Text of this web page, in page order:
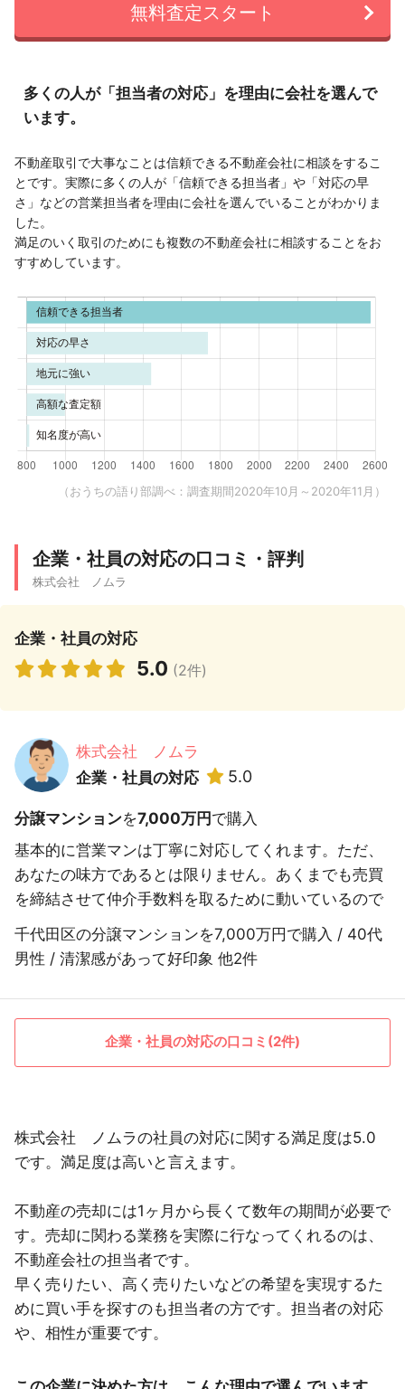
無料査定スタート
多くの人が「担当者の対応」を理由に会社を選んで
います。
不動産取引で大事なことは信頼できる不動産会社に相談をするこ
とです。実際に多くの人が「信頼できる担当者」や「対応の早
さ」などの営業担当者を理由に会社を選んでいることがわかりま
した。
満足のいく取引のためにも複数の不動産会社に相談することをお
すすめしています。
（おうちの語り部調べ：調査期間2020年10月～2020年11月）
企業・社員の対応の口コミ・評判
株式会社 ノムラ
企業・社員の対応
5.0 (2件)
株式会社 ノムラ
企業・社員の対応
5.0
分譲マンションを7,000万円 で購入
基本的に営業マンは丁寧に対応してくれます。ただ、
あなたの味方であるとは限りません。あくまでも売買
を締結させて仲介手数料を取るために動いているので
千代田区の分譲マンションを7,000万円で購入 / 40代
男性 / 清潔感があって好印象 他2件
企業・社員の対応の口コミ(2件)
株式会社 ノムラの社員の対応に関する満足度は5.0
です。満足度は高いと言えます。
不動産の売却には1ヶ月から長くて数年の期間が必要で
す。売却に関わる業務を実際に行なってくれるのは、
不動産会社の担当者です。
早く売りたい、高く売りたいなどの希望を実現するた
めに買い手を探すのも担当者の方です。担当者の対応
や、相性が重要です。